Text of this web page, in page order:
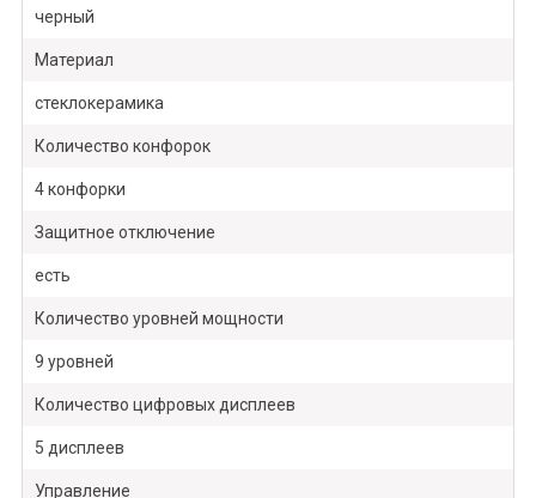
черный
Материал
стеклокерамика
Количество конфорок
4 конфорки
Защитное отключение
есть
Количество уровней мощности
9 уровней
Количество цифровых дисплеев
5 дисплеев
Управление